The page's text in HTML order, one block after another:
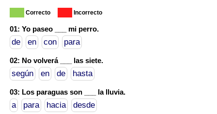
Correcto Incorrecto
01: Yo paseo ___ mi perro.
de en con para
02: No volverá ___ las siete.
según en de hasta
03: Los paraguas son ___ la lluvia.
a para hacia desde